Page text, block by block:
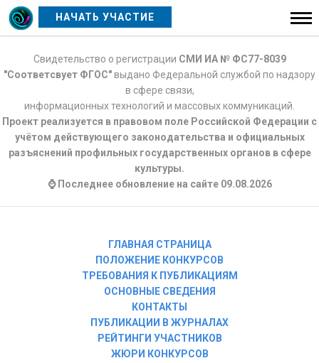
НАЧАТЬ УЧАСТИЕ
Свидетельство о регистрации СМИ ИА № ФС77-8039
"Соответсвует ФГОС"выдано Федеральной службой по надзору
в сфере связи,
информационных технологий и массовых коммуникаций.
Проект реализуется в правовом поле Российской Федерации с
учётом действующего законодательства и официальных
разъяснений профильных государственных органов в сфере
культуры.
⌚ Последнее обновление на сайте 09.08.2026
ГЛАВНАЯ СТРАНИЦА
ПОЛОЖЕНИЕ КОНКУРСОВ
ТРЕБОВАНИЯ К ПУБЛИКАЦИЯМ
ОСНОВНЫЕ СВЕДЕНИЯ
КОНТАКТЫ
ПУБЛИКАЦИИ В ЖУРНАЛАХ
РЕЙТИНГИ УЧАСТНИКОВ
ЖЮРИ КОНКУРСОВ